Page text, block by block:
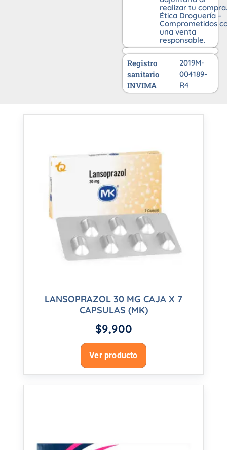
realizar tu compra.
Ética Droguería –
Comprometidos
una venta
responsable.
Registro
sanitario
INVIMA
2019M-
004189-
R4
LANSOPRAZOL 30 MG CAJA X 7
CAPSULAS (MK)
$9,900
Ver producto